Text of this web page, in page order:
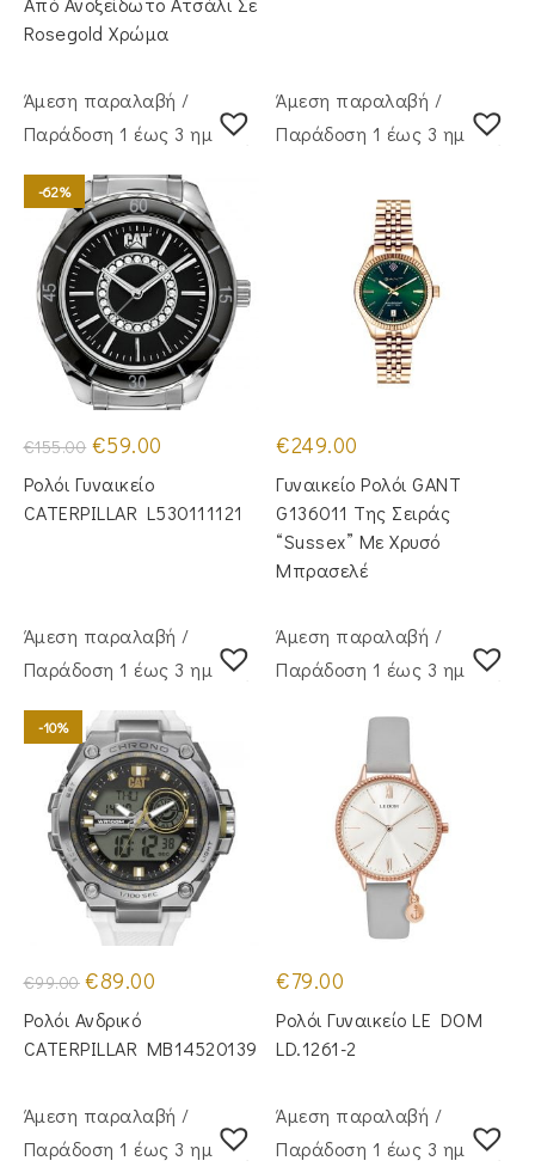
Rosegold Χρώμα
Άμεση παραλαβή /
Παράδoση 1 έως 3 ημέρες
-62%
€155.00 Original
price
€155.00.
€59.00
€59.00.
Ρολόι Γυναικείο
CATERPILLAR L530111121
Άμεση παραλαβή /
Παράδoση 1 έως 3 ημέρες
€249.00
Γυναικείο Ρολόι GANT
G136011 Της Σειράς
“Sussex” Με Χρυσό
Μπρασελέ
Άμεση παραλαβή /
Παράδoση 1 έως 3 ημέρες
-10%
€99.00 Original
price
was:
€99.00.
€89.00
€89.00.
Ρολόι Ανδρικό
CATERPILLAR MB14520139
Άμεση παραλαβή /
Παράδoση 1 έως 3 ημέρες
€79.00
Ρολόι Γυναικείο LE DOM
LD.1261-2
Άμεση παραλαβή /
Παράδoση 1 έως 3 ημέρες
Άμεση παραλαβή /
Παράδoση 1 έως 3 ημέρες